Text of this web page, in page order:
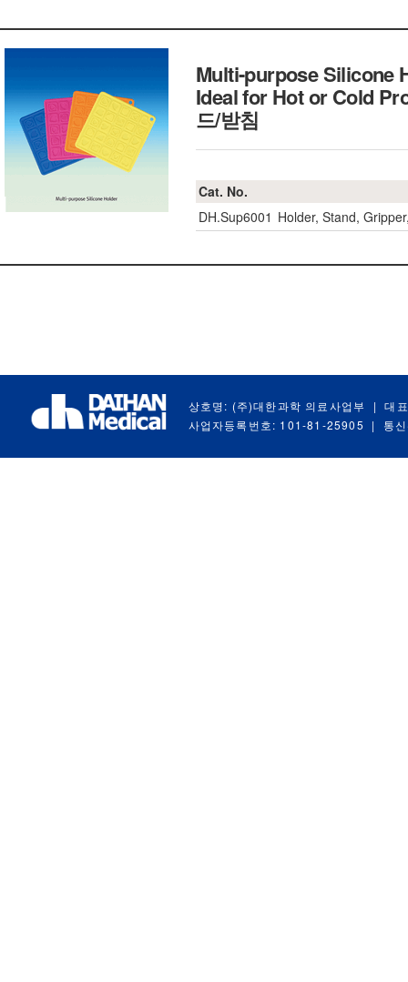
Multi-purpose Silicone
Ideal for Hot or Cold
드/받침
Cat. No.
DH.Sup6001 Holder, Stand,
상호명: (주)대한과학 의료사업부 |
대
사업자등록번호: 101-81-25905
| 통